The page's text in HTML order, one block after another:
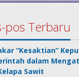
pos Terbaru
“Kesaktian”
dalam
Sawit